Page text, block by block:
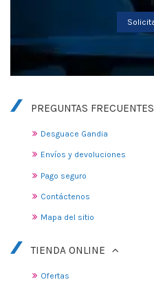
PREGUNTAS FRECUENTES
Desguace Gandia
Envíos y devoluciones
Pago seguro
Contáctenos
Mapa del sitio
TIENDA ONLINE
Ofertas